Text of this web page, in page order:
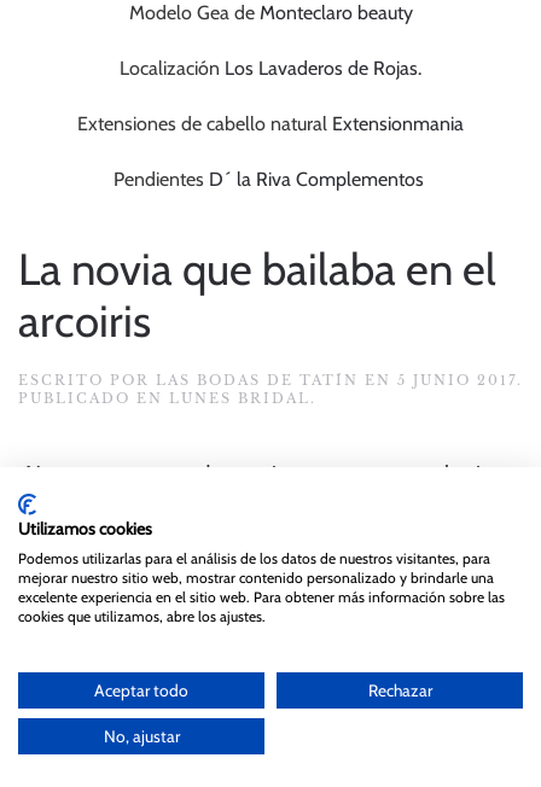
Modelo Gea deMonteclaro beauty
Localización Los Lavaderos de Rojas.
Extensiones de cabello natural Extensionmania
Pendientes D´ la Riva Complementos
La novia que bailaba en el
arcoiris
ESCRITO POR LAS BODAS DE TATÍN EN 5 JUNIO 2017.
PUBLICADO EN LUNES BRIDAL .
Nos enamoramos de esta imagen en cuanto la vimos
Utilizamos cookies
Podemos utilizarlas para el análisis de los datos de nuestros visitantes, para
mejorar nuestro sitio web, mostrar contenido personalizado y brindarle una
excelente experiencia en el sitio web. Para obtener más información sobre las
cookies que utilizamos, abre los ajustes.
Aceptar todo Rechazar
No, ajustar